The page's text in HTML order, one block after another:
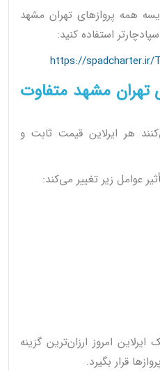
همه پروازهای تهران مشهد
استفاده کنید:
https://spadcharter.ir/
تهران مشهد متفاوت
هر ایرلاین قیمت ثابت و
عوامل زیر تغییر می‌کند:
امروز ارزان‌ترین گزینه
قرار بگیرد.